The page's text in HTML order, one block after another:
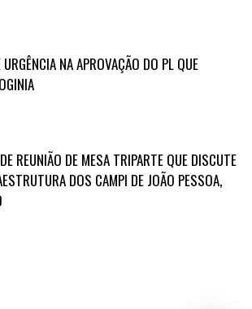
NA APROVAÇÃO DO PL QUE
REUNIÃO DE MESA TRIPARTE QUE DISCUTE
DOS CAMPI DE JOÃO PESSOA,